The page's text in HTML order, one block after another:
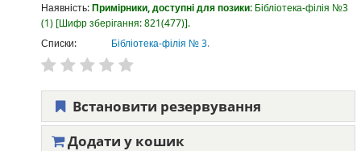
Наявність:Примірники, доступні для позики: Бібліотека-філія №3
(1) Шифр зберігання:821(477) .
Списки:
Бібліотека-філія № 3.
Встановити резервування
Додати у кошик